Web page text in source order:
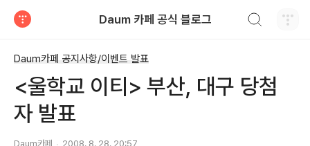
Daum 카페 공식 블로그
Daum카페 공지사항/이벤트 발표
<울학교 이티> 부산, 대구 당첨
자 발표
Daum카페 2008. 8. 28. 20:57